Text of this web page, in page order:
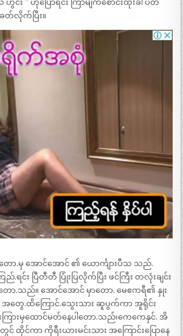
” ဟုပြောရင်း ကြာမျက်စောင်းထိုးခါ ပတ်
တ်လိုက်ပြီး။
.မှ အောင်အောင် ၏ ယောင်္ကျားပီသ သည်.
ည်.ရင်း ပြီတီတီ ပြုံးပြလိုက်ပြီး ဖင်ကြီး တလုံးချင်း
ော.သည်။ အောင်အောင် မှာတော. မေဧကရီ၏ နှုး
ေ.ထိကြောင်.သွေးသား ဆူပွက်ကာ အူရိုင်း
ကြားမှထောင်မတ်နေပါတော.သည်၊ကေကေနှင်. အိ
ထိုင်ကာ ကိုရီးယားမင်းသား အကြောင်းပြောနေ